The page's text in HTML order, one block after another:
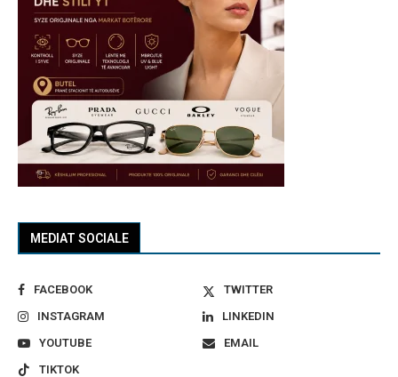
MEDIAT SOCIALE
FACEBOOK
TWITTER
INSTAGRAM
LINKEDIN
YOUTUBE
EMAIL
TIKTOK